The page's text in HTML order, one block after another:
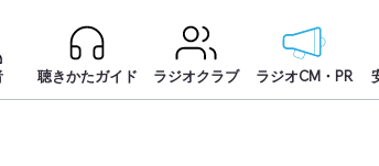
聴きかたガイド ラジオクラブ ラジオCM・PR